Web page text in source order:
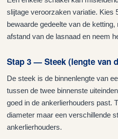
slijtage veroorzaken variatie. Kies
bewaarde gedeelte van de
afstand van de lasnaad en neem
Stap 3 — Steek (lengte van
De steek is de binnenlengte van
tussen de twee binnenste
goed in de ankerlierhouders past.
diameter maar een verschillende
ankerlierhouders.